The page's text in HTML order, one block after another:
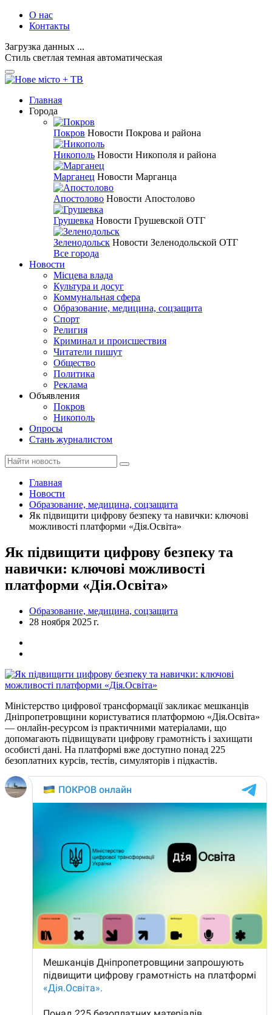
О нас
Контакты
Загрузка данных ...
Стиль светлая темная автоматическая
Главная
Города
Покров Новости Покрова и района
Никополь Новости Никополя и района
Марганец Новости Марганца
Апостолово Новости Апостолово
Грушевка Новости Грушевской ОТГ
Зеленодольск Новости Зеленодольской ОТГ
Все города
Новости
Місцева влада
Культура и досуг
Коммунальная сфера
Образование, медицина, соцзащита
Спорт
Религия
Криминал и происшествия
Читатели пишут
Общество
Политика
Реклама
Объявления
Покров
Никополь
Опросы
Стань журналистом
Главная
Новости
Образование, медицина, соцзащита
Як підвищити цифрову безпеку та навички: ключові
можливості платформи «Дія.Освіта»
Як підвищити цифрову безпеку та
навички: ключові можливості
платформи «Дія.Освіта»
Образование, медицина, соцзащита
28 ноября 2025 г.
Міністерство цифрової трансформації закликає мешканців
Дніпропетровщини користуватися платформою «Дія.Освіта»
— онлайн-ресурсом із практичними матеріалами, що
допомагають підвищувати цифрову грамотність і захищати
особисті дані. На платформі вже доступно понад 225
безоплатних курсів, тестів, симуляторів і підкастів.